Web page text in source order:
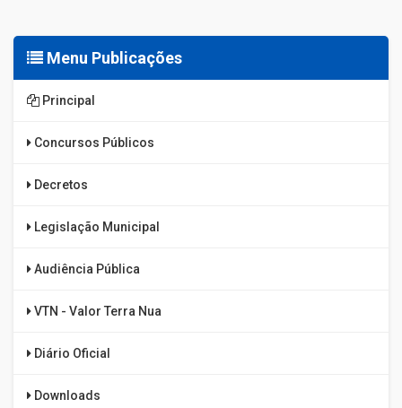
Menu Publicações
Principal
Concursos Públicos
Decretos
Legislação Municipal
Audiência Pública
VTN - Valor Terra Nua
Diário Oficial
Downloads